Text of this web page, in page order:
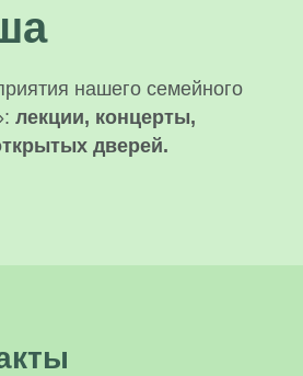
нашего семейного
лекции, концерты,
дверей.